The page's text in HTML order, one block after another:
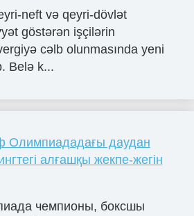
neft və qeyri-dövlət
göstərən işçilərin
cəlb olunmasında yeni
Belə k...
даудан
алғашқы жекпе-жегін
чемпионы, боксшы